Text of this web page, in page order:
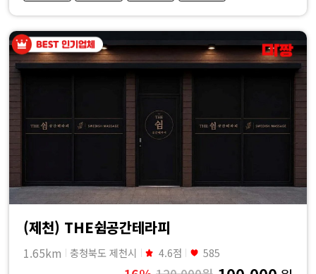
(제천) THE쉼공간테라피
1.65km 충청북도 제천시 4.6점 585